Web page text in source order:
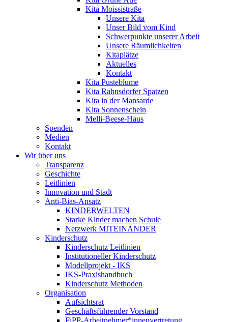
Kita Moissistraße
Unsere Kita
Unser Bild vom Kind
Schwerpunkte unserer Arbeit
Unsere Räumlichkeiten
Kitaplätze
Aktuelles
Kontakt
Kita Pusteblume
Kita Rahnsdorfer Spatzen
Kita in der Mansarde
Kita Sonnenschein
Melli-Beese-Haus
Spenden
Medien
Kontakt
Wir über uns
Transparenz
Geschichte
Leitlinien
Innovation und Stadt
Anti-Bias-Ansatz
KINDERWELTEN
Starke Kinder machen Schule
Netzwerk MITEINANDER
Kinderschutz
Kinderschutz Leitlinien
Institutioneller Kinderschutz
Modellprojekt - IKS
IKS-Praxishandbuch
Kinderschutz Methoden
Organisation
Aufsichtsrat
Geschäftsführender Vorstand
FiPP-Arbeitnehmer*​innenvertretung